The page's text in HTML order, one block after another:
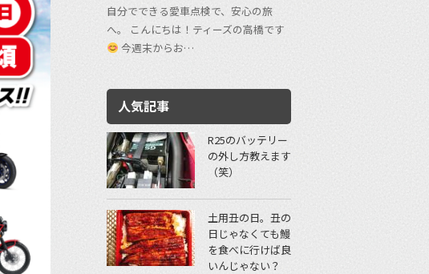
自分でできる愛車点検で、安心の旅
へ。 こんにちは！ティーズの高橋です
今週末からお…
人気記事
R25のバッテリー
の外し方教えます
（笑）
土用丑の日。丑の
日じゃなくても鰻
を食べに行けば良
いんじゃない？